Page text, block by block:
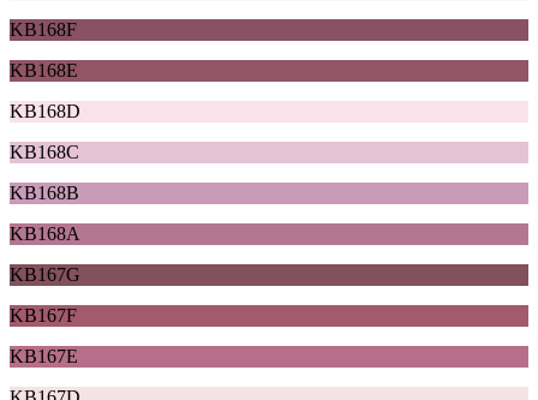
KB168F
KB168E
KB168D
KB168C
KB168B
KB168A
KB167G
KB167F
KB167E